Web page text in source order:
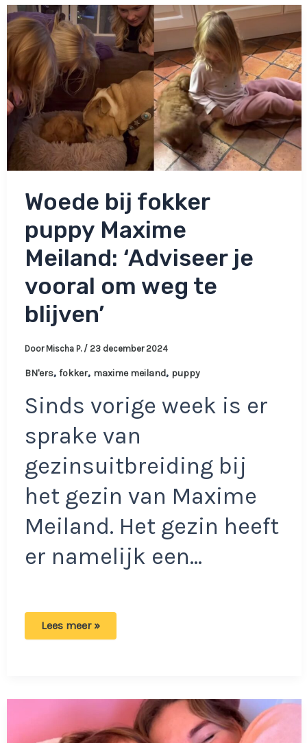
vind
ik
ook
niks,
want
die
gaat
vreemd!’
Woede bij fokker
puppy Maxime
Meiland: ‘Adviseer je
vooral om weg te
blijven’
Door Mischa P. / 23 december 2024
BN'ers, fokker, maxime meiland, puppy
Sinds vorige week is er
sprake van
gezinsuitbreiding bij
het gezin van Maxime
Meiland. Het gezin heeft
er namelijk een…
Woede
je
weg
Lees meer »